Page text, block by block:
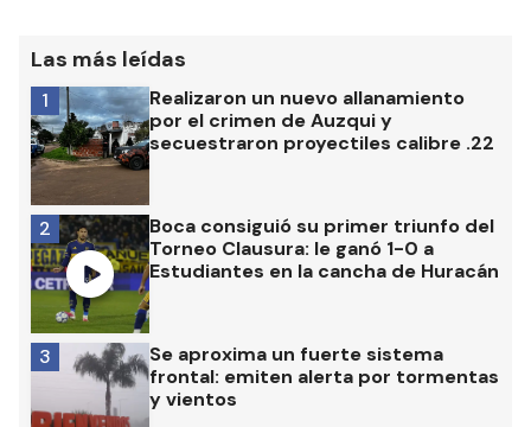
Las más leídas
Realizaron un nuevo allanamiento
por el crimen de Auzqui y
secuestraron proyectiles calibre .22
1
Boca consiguió su primer triunfo del
Torneo Clausura: le ganó 1-0 a
Estudiantes en la cancha de Huracán
2
Se aproxima un fuerte sistema
frontal: emiten alerta por tormentas
y vientos
3